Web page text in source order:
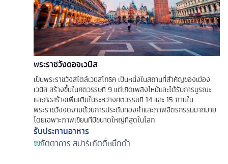
พระราชวังดอจเวนิส
เป็นพระราชวังสไตล์เวนิสโกธิค เป็นหนึ่งในสถานที่สำคัญของเมือง
เวนิส สร้างขึ้นในศตวรรษที่ 9 แต่เกิดเพลิงไหม้และได้รับการบูรณะ
และก่อสร้างเพิ่มเติมในระหว่างศตวรรษที่ 14 และ 15 ภายใน
พระราชวังงดงามด้วยการประดับทองคำและภาพจิตรกรรมมากมาย
โดยเฉพาะภาพเขียนที่มีขนาดใหญ่ที่สุดในโลก
รับประทานอาหาร
ภัตตาคารสปาร์เก๊ตตี้หมึกดำ